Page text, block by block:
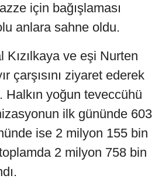
için bağışlaması
anlara sahne oldu.
Kızılkaya ve eşi Nurten
çarşısını ziyaret ederek
Halkın yoğun teveccühü
ilk gününde 603
ise 2 milyon 155 bin
2 milyon 758 bin